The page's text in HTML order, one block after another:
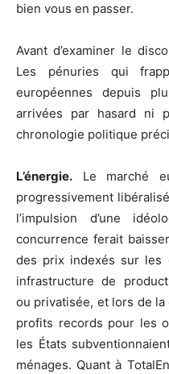
bien vous en passer.
Avant d’examiner le
Les pénuries qui
européennes depuis
arrivées par hasard ni
chronologie politique
L’énergie. Le marché
progressivement
l’impulsion d’une
concurrence ferait
des prix indexés sur les
infrastructure de
ou privatisée, et lors de
profits records pour les
les États
ménages. Quant à